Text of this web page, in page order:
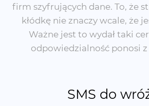
firm szyfrujących dane. To, że
kłódkę nie znaczy wcale, że
Ważne jest to wydał taki
odpowiedzialność ponosi
SMS do